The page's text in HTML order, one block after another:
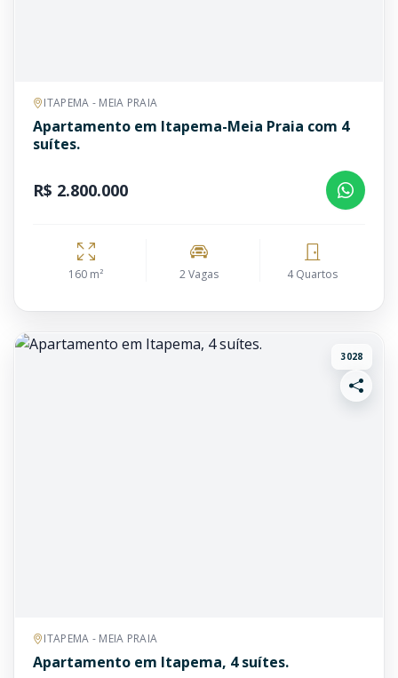
ITAPEMA - MEIA PRAIA
Apartamento em Itapema-Meia Praia com 4
suítes.
R$ 2.800.000
160 m² 2 Vagas 4 Quartos
3028
ITAPEMA - MEIA PRAIA
Apartamento em Itapema, 4 suítes.